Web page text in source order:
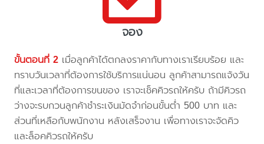
จอง
ขั้นตอนที่ 2 เมื่อลูกค้าได้ตกลงราคากับทางเราเรียบร้อย และ
ทราบวันเวลาที่ต้องการใช้บริการแน่นอน ลูกค้าสามารถแจ้งวัน
ที่และเวลาที่ต้องการขนของ เราจะเช็คคิวรถให้ครับ ถ้ามีคิวรถ
ว่างจะรบกวนลูกค้าชำระเงินมัดจำก่อนขั้นต่ำ 500 บาท และ
ส่วนที่เหลือกับพนักงาน หลังเสร็จงาน เพื่อทางเราจะจัดคิว
และล็อคคิวรถให้ครับ